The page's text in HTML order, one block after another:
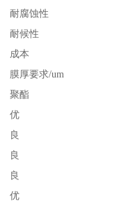
耐腐蚀性
耐候性
成本
膜厚要求/um
聚酯
优
良
良
良
优